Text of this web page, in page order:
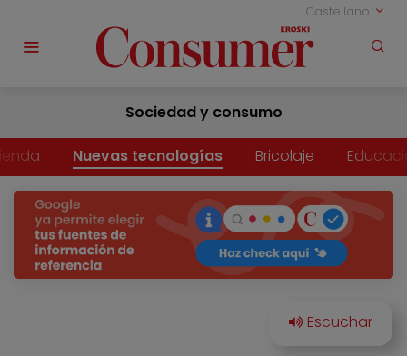
Castellano
Sociedad y consumo
Nuevas tecnologías Bricolaje